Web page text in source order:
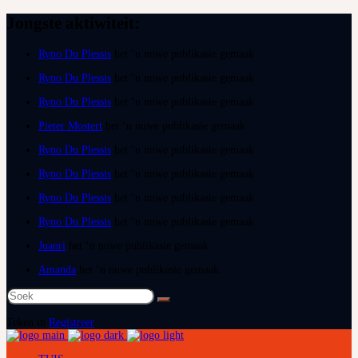
Ryno Du Plessis
Ryno Du Plessis
Ryno Du Plessis
Pieter Mostert
Ryno Du Plessis
Ryno Du Plessis
Ryno Du Plessis
Ryno Du Plessis
Juanri
Amanda
Soek
na:
Registreer